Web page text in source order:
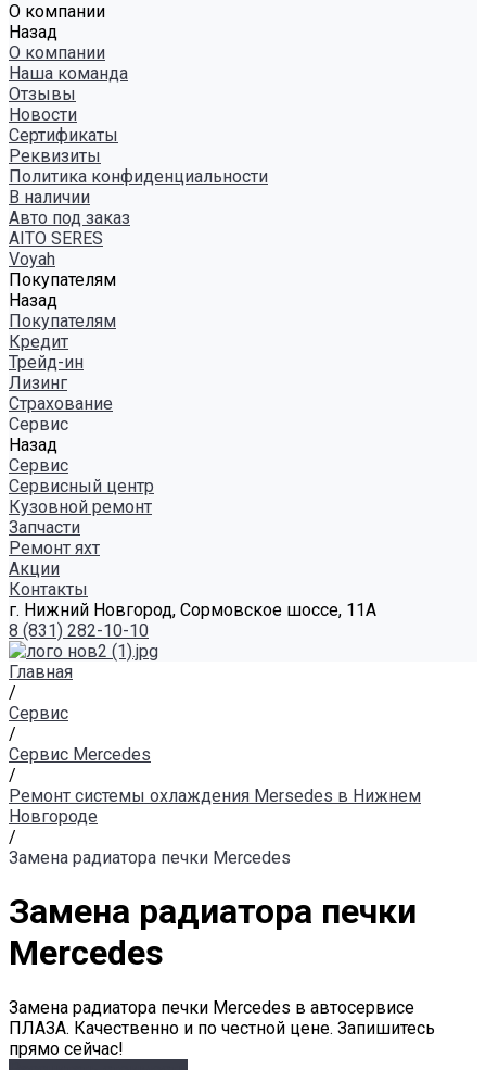
О компании
Назад
О компании
Наша команда
Отзывы
Новости
Сертификаты
Реквизиты
Политика конфиденциальности
В наличии
Авто под заказ
AITO SERES
Voyah
Покупателям
Назад
Покупателям
Кредит
Трейд-ин
Лизинг
Страхование
Сервис
Назад
Сервис
Сервисный центр
Кузовной ремонт
Запчасти
Ремонт яхт
Акции
Контакты
г. Нижний Новгород, Сормовское шоссе, 11А
8 (831) 282-10-10
Главная
/
Сервис
/
Сервис Mercedes
/
Ремонт системы охлаждения Mersedes в Нижнем
Новгороде
/
Замена радиатора печки Mercedes
Замена радиатора печки
Mercedes
Замена радиатора печки Mercedes в автосервисе
ПЛАЗА. Качественно и по честной цене. Запишитесь
прямо сейчас!